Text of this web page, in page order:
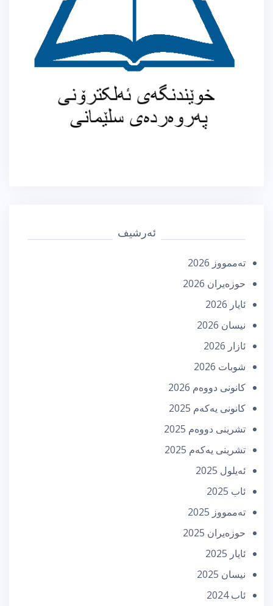
ئەرشیف
تەممووز 2026
حوزه‌یران 2026
ئایار 2026
نیسان 2026
ئازار 2026
شوبات 2026
كانونی دووه‌م 2026
كانونی یه‌كه‌م 2025
تشرینی دووه‌م 2025
تشرینی یه‌كه‌م 2025
ئه‌یلول 2025
ئاب 2025
تەممووز 2025
حوزه‌یران 2025
ئایار 2025
نیسان 2025
ئاب 2024